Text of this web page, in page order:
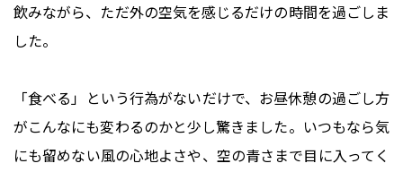
飲みながら、ただ外の空気を感じるだけの時間を過ごしま
した。
「食べる」という行為がないだけで、お昼休憩の過ごし方
がこんなにも変わるのかと少し驚きました。いつもなら気
にも留めない風の心地よさや、空の青さまで目に入ってく